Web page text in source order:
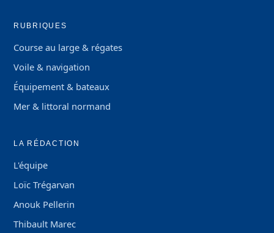
RUBRIQUES
Course au large & régates
Voile & navigation
Équipement & bateaux
Mer & littoral normand
LA RÉDACTION
L'équipe
Loïc Trégarvan
Anouk Pellerin
Thibault Marec